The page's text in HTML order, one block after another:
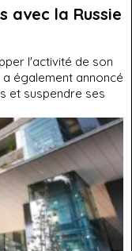
avec la Russie
l'activité de son
également annoncé
et suspendre ses